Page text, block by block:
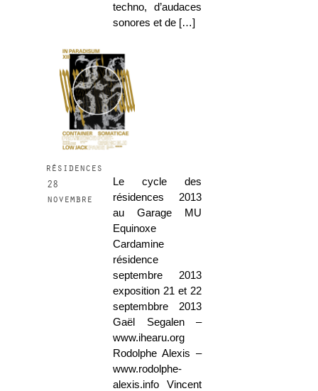
techno, d’audaces
sonores et de […]
résidences
28
novembre
Le cycle des
résidences 2013
au Garage MU
Equinoxe
Cardamine
résidence
septembre 2013
exposition 21 et 22
septembbre 2013
Gaël Segalen –
www.ihearu.org
Rodolphe Alexis –
www.rodolphe-
alexis.info Vincent